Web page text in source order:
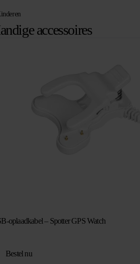
accessoires
oplaadkabel – Spotter GPS Watch
Bestel nu